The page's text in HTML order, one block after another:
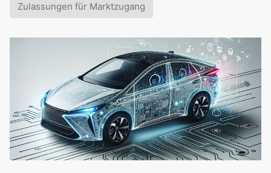
Zulassungen für Marktzugang